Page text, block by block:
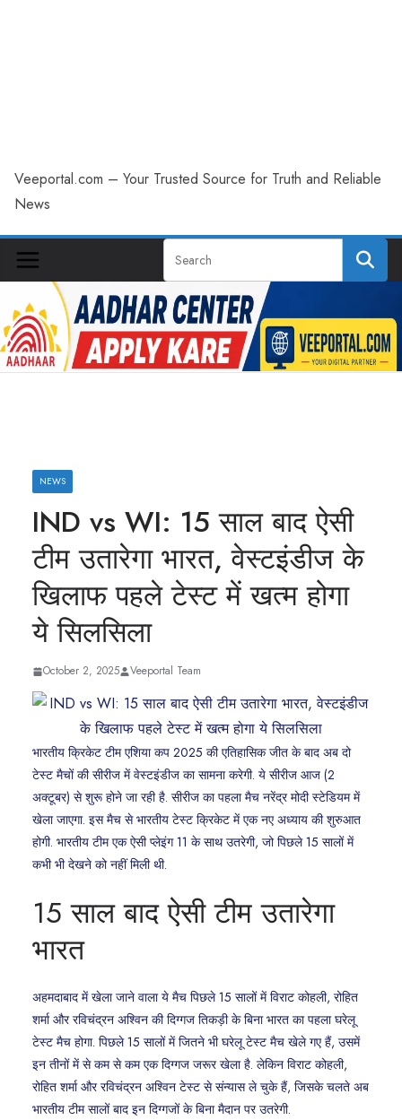
Veeportal.com – Your Trusted Source for Truth and Reliable
News
NEWS
IND vs WI: 15 साल बाद ऐसी
टीम उतारेगा भारत, वेस्टइंडीज के
खिलाफ पहले टेस्ट में खत्म होगा
ये सिलसिला
October 2, 2025 Veeportal Team
भारतीय क्रिकेट टीम एशिया कप 2025 की एतिहासिक जीत के बाद अब दो
टेस्ट मैचों की सीरीज में वेस्टइंडीज का सामना करेगी. ये सीरीज आज (2
अक्टूबर) से शुरू होने जा रही है. सीरीज का पहला मैच नरेंद्र मोदी स्टेडियम में
खेला जाएगा. इस मैच से भारतीय टेस्ट क्रिकेट में एक नए अध्याय की शुरुआत
होगी. भारतीय टीम एक ऐसी प्लेइंग 11 के साथ उतरेगी, जो पिछले 15 सालों में
कभी भी देखने को नहीं मिली थी.
15 साल बाद ऐसी टीम उतारेगा
भारत
अहमदाबाद में खेला जाने वाला ये मैच पिछले 15 सालों में विराट कोहली, रोहित
शर्मा और रविचंद्रन अश्विन की दिग्गज तिकड़ी के बिना भारत का पहला घरेलू
टेस्ट मैच होगा. पिछले 15 सालों में जितने भी घरेलू टेस्ट मैच खेले गए हैं, उसमें
इन तीनों में से कम से कम एक दिग्गज जरूर खेला है. लेकिन विराट कोहली,
रोहित शर्मा और रविचंद्रन अश्विन टेस्ट से संन्यास ले चुके हैं, जिसके चलते अब
भारतीय टीम सालों बाद इन दिग्गजों के बिना मैदान पर उतरेगी.